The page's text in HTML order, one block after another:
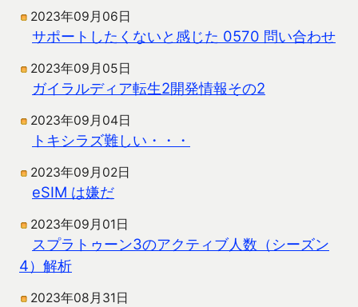
2023年09月06日
サポートしたくないと感じた 0570 問い合わせ
2023年09月05日
ガイラルディア転生2開発情報その2
2023年09月04日
トキシラズ難しい・・・
2023年09月02日
eSIM は嫌だ
2023年09月01日
スプラトゥーン3のアクティブ人数（シーズン
4）解析
2023年08月31日